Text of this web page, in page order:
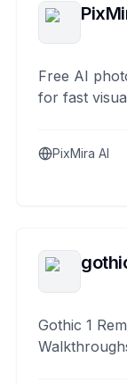
Free AI
for fast
PixMira AI
Gothic 1